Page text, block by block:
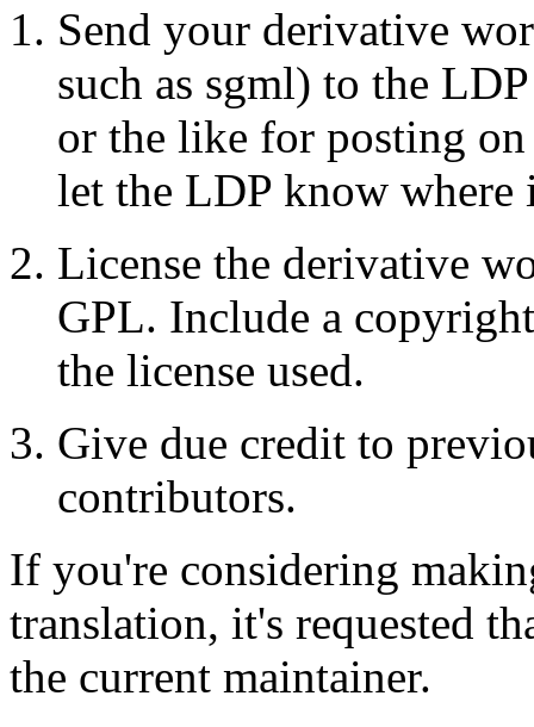
Send your derivative
such as sgml) to the
or the like for posting
let the LDP know where
License the derivative
GPL. Include a
the license used.
Give due credit to
contributors.
If you're considering
translation, it's requested
the current maintainer.